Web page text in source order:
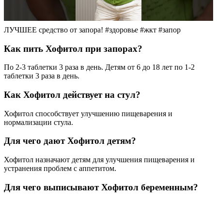
ЛУЧШЕЕ средство от запора! #здоровье #жкт #запор
Как пить Хофитол при запорах?
По 2-3 таблетки 3 раза в день. Детям от 6 до 18 лет по 1-2
таблетки 3 раза в день.
Как Хофитол действует на стул?
Хофитол способствует улучшению пищеварения и
нормализации стула.
Для чего дают Хофитол детям?
Хофитол назначают детям для улучшения пищеварения и
устранения проблем с аппетитом.
Для чего выписывают Хофитол беременным?